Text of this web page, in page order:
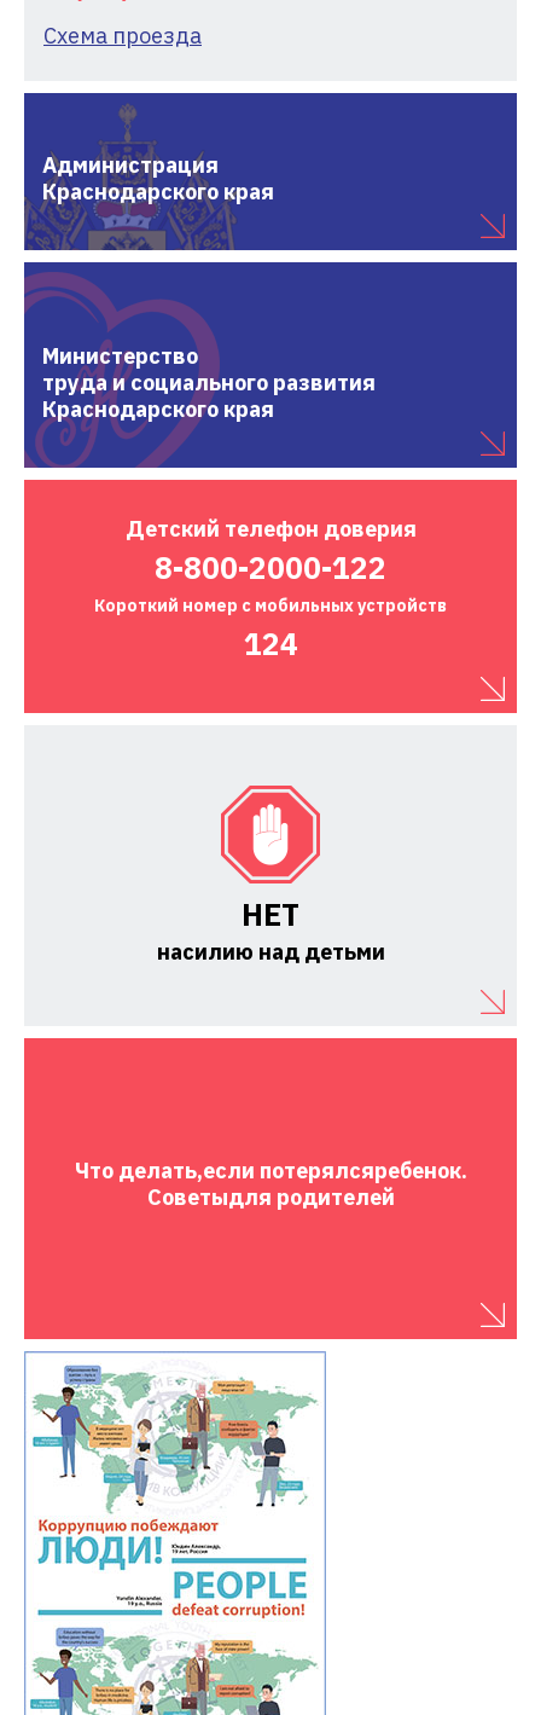
Схема проезда
Администрация
Краснодарского края
Министерство
труда и социального развития
Краснодарского края
Детский телефон доверия
8-800-2000-122
Короткий номер с мобильных устройств
124
НЕТ
насилию над детьми
Что делать,если потерялсяребенок.
Советыдля родителей